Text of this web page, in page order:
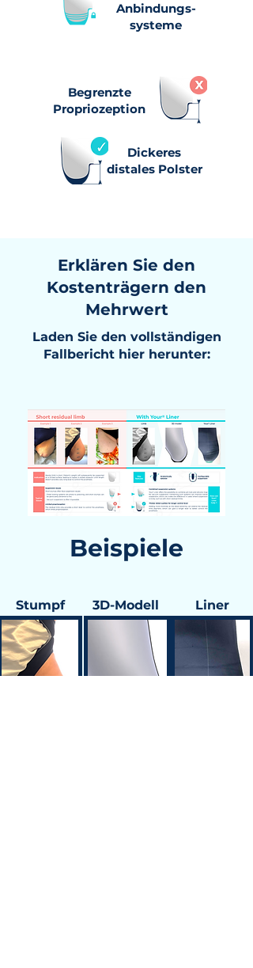
Anbindungs-
systeme
Begrenzte
Propriozeption
Dickeres
distales Polster
Erklären Sie den
Kostenträgern den
Mehrwert
Laden Sie den vollständigen
Fallbericht hier herunter:
Beispiele
Liner
3D-Modell
Stumpf